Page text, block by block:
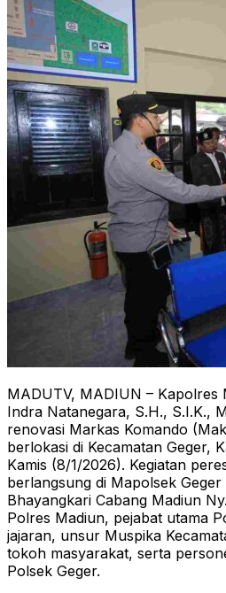
MADUTV, MADIUN – Kapolres
Indra Natanegara, S.H., S.I.K.,
renovasi Markas Komando
berlokasi di Kecamatan Geger,
Kamis (8/1/2026). Kegiatan
berlangsung di Mapolsek
Bhayangkari Cabang Madiun
Polres Madiun, pejabat utama
jajaran, unsur Muspika
tokoh masyarakat, serta
Polsek Geger.